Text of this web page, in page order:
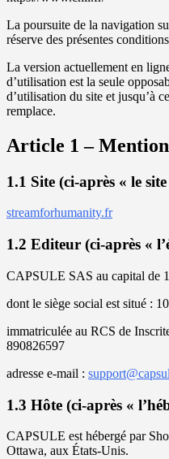
La poursuite de la navigation
réserve des présentes
La version actuellement en
d’utilisation est la seule
d’utilisation du site et jusqu’à
remplace.
Article 1 –
1.1 Site (ci-après « le
streamforhumanity.fr
1.2 Editeur (ci-après «
CAPSULE SAS au capital de
dont le siège social est situé :
immatriculée au RCS de
890826597
adresse e-mail :
1.3 Hôte (ci-après «
CAPSULE est hébergé par
Ottawa, aux États-Unis.